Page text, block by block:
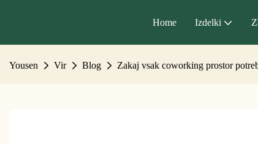
Home Izdelki
Yousen Vir Blog Zakaj vsak coworking prostor